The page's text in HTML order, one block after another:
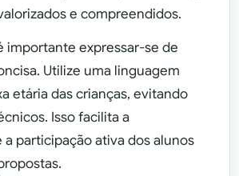
e compreendidos.
importante expressar-se de
Utilize uma linguagem
etária das crianças, evitando
Isso facilita a
participação ativa dos alunos